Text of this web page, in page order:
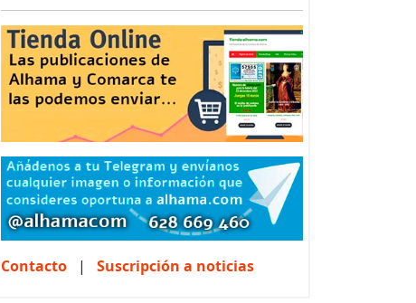
Contacto | Suscripción a noticias